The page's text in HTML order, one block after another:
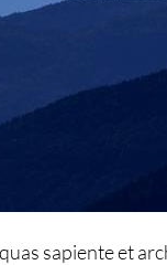
sapiente et